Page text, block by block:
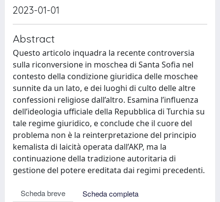
2023-01-01
Abstract
Questo articolo inquadra la recente controversia
sulla riconversione in moschea di Santa Sofia nel
contesto della condizione giuridica delle moschee
sunnite da un lato, e dei luoghi di culto delle altre
confessioni religiose dall’altro. Esamina l’influenza
dell’ideologia ufficiale della Repubblica di Turchia su
tale regime giuridico, e conclude che il cuore del
problema non è la reinterpretazione del principio
kemalista di laicità operata dall’AKP, ma la
continuazione della tradizione autoritaria di
gestione del potere ereditata dai regimi precedenti.
Scheda breve
Scheda completa